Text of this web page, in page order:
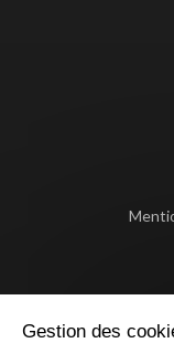
Gestion des